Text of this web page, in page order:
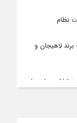
نظام
لاهیجان و
برای چای